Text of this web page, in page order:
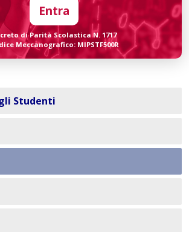
Entra
di Parità Scolastica N. 1717
Meccanografico: MIPSTF500R
Studenti